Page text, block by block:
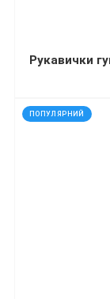
ПОПУЛЯРНИЙ
код: 35123